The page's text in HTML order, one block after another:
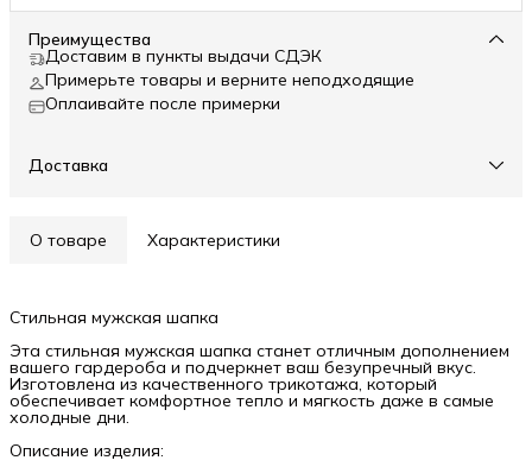
Преимущества
Доставим в пункты выдачи СДЭК
Примерьте товары и верните неподходящие
Оплаивайте после примерки
Доставка
О товаре Характеристики
Стильная мужская шапка
Эта стильная мужская шапка станет отличным дополнением
вашего гардероба и подчеркнет ваш безупречный вкус.
Изготовлена из качественного трикотажа, который
обеспечивает комфортное тепло и мягкость даже в самые
холодные дни.
Описание изделия: